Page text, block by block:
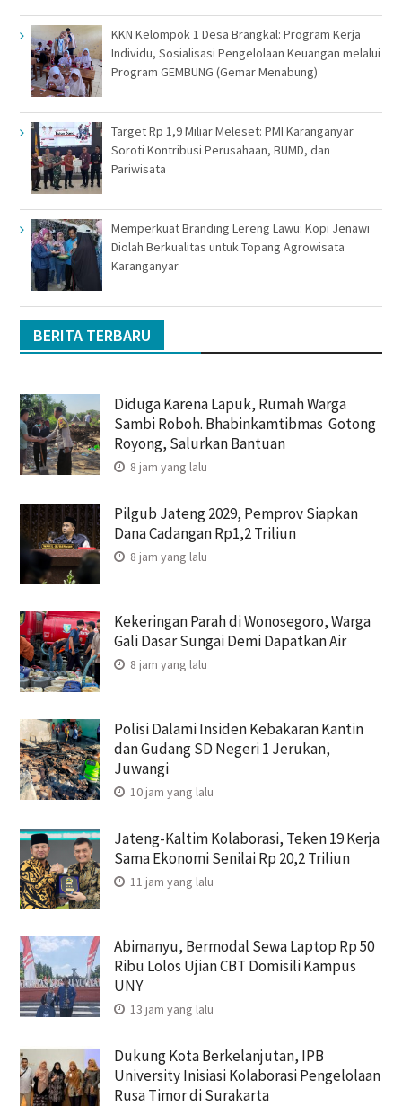
KKN Kelompok 1 Desa Brangkal: Program Kerja
Individu, Sosialisasi Pengelolaan Keuangan melalui
Program GEMBUNG (Gemar Menabung)
Target Rp 1,9 Miliar Meleset: PMI Karanganyar
Soroti Kontribusi Perusahaan, BUMD, dan
Pariwisata
Memperkuat Branding Lereng Lawu: Kopi Jenawi
Diolah Berkualitas untuk Topang Agrowisata
Karanganyar
BERITA TERBARU
Diduga Karena Lapuk, Rumah Warga
Sambi Roboh. Bhabinkamtibmas Gotong
Royong, Salurkan Bantuan
8 jam yang lalu
Pilgub Jateng 2029, Pemprov Siapkan
Dana Cadangan Rp1,2 Triliun
8 jam yang lalu
Kekeringan Parah di Wonosegoro, Warga
Gali Dasar Sungai Demi Dapatkan Air
8 jam yang lalu
Polisi Dalami Insiden Kebakaran Kantin
dan Gudang SD Negeri 1 Jerukan,
Juwangi
10 jam yang lalu
Jateng-Kaltim Kolaborasi, Teken 19 Kerja
Sama Ekonomi Senilai Rp 20,2 Triliun
11 jam yang lalu
Abimanyu, Bermodal Sewa Laptop Rp 50
Ribu Lolos Ujian CBT Domisili Kampus
UNY
13 jam yang lalu
Dukung Kota Berkelanjutan, IPB
University Inisiasi Kolaborasi Pengelolaan
Rusa Timor di Surakarta